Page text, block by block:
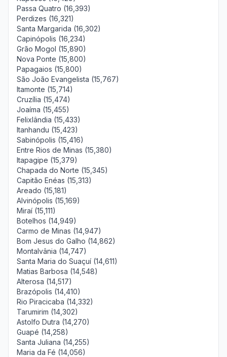
Passa Quatro (16,393)
Perdizes (16,321)
Santa Margarida (16,302)
Capinópolis (16,234)
Grão Mogol (15,890)
Nova Ponte (15,800)
Papagaios (15,800)
São João Evangelista (15,767)
Itamonte (15,714)
Cruzília (15,474)
Joaíma (15,455)
Felixlândia (15,433)
Itanhandu (15,423)
Sabinópolis (15,416)
Entre Rios de Minas (15,380)
Itapagipe (15,379)
Chapada do Norte (15,345)
Capitão Enéas (15,313)
Areado (15,181)
Alvinópolis (15,169)
Miraí (15,111)
Botelhos (14,949)
Carmo de Minas (14,947)
Bom Jesus do Galho (14,862)
Montalvânia (14,747)
Santa Maria do Suaçuí (14,611)
Matias Barbosa (14,548)
Alterosa (14,517)
Brazópolis (14,410)
Rio Piracicaba (14,332)
Tarumirim (14,302)
Astolfo Dutra (14,270)
Guapé (14,258)
Santa Juliana (14,255)
Maria da Fé (14,056)